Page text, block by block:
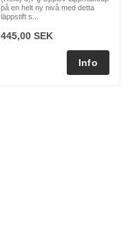
på en helt ny nivå med detta
läppstift s...
445,00 SEK